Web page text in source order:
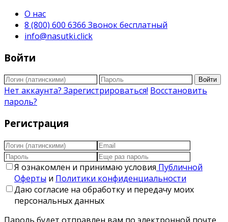
О нас
8 (800) 600 6366 Звонок бесплатный
info@nasutki.click
Войти
Войти
Нет аккаунта? Зарегистрироваться! Восстановить
пароль?
Регистрация
Я ознакомлен и принимаю условия Публичной
Оферты и Политики конфиденциальности
Даю согласие на обработку и передачу моих
персональных данных